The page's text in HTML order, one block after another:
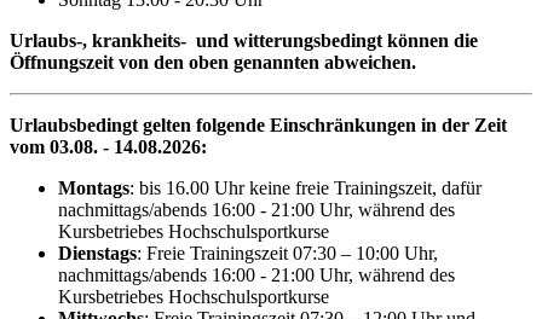
Urlaubs-, krankheits- und witterungsbedingt können die
Öffnungszeit von den oben genannten abweichen.
Urlaubsbedingt gelten folgende Einschränkungen in der Zeit
vom 03.08. - 14.08.2026:
Montags: bis 16.00 Uhr keine freie Trainingszeit, dafür
nachmittags/abends 16:00 - 21:00 Uhr, während des
Kursbetriebes Hochschulsportkurse
Dienstags: Freie Trainingszeit 07:30 – 10:00 Uhr,
nachmittags/abends 16:00 - 21:00 Uhr, während des
Kursbetriebes Hochschulsportkurse